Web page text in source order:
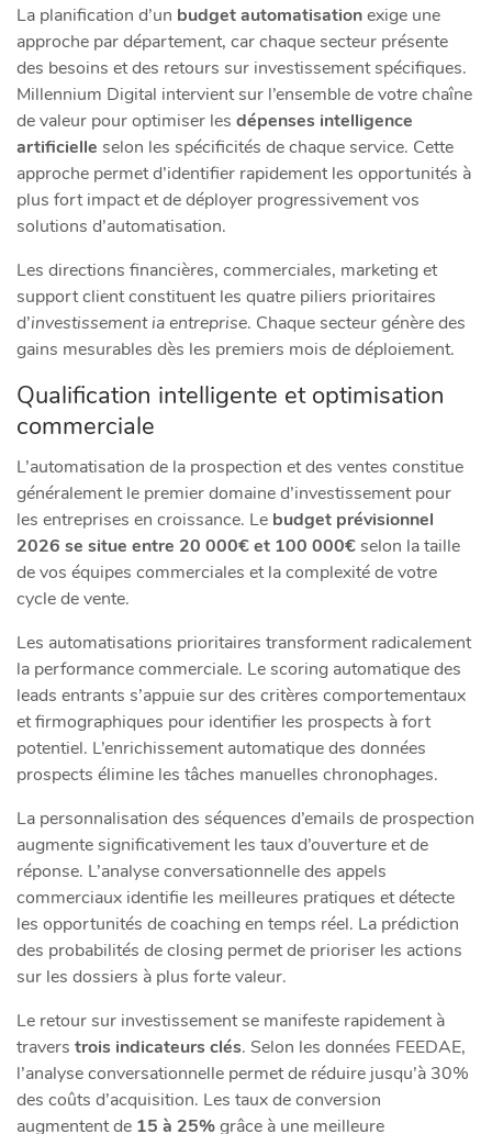
La planification d’un budget automatisationexige une
approche par département, car chaque secteur présente
des besoins et des retours sur investissement spécifiques.
Millennium Digital intervient sur l’ensemble de votre chaîne
de valeur pour optimiser les dépenses intelligence
artificielle selon les spécificités de chaque service. Cette
approche permet d’identifier rapidement les opportunités à
plus fort impact et de déployer progressivement vos
solutions d’automatisation.
Les directions financières, commerciales, marketing et
support client constituent les quatre piliers prioritaires
d’investissement ia entreprise. Chaque secteur génère des
gains mesurables dès les premiers mois de déploiement.
Qualification intelligente et optimisation
commerciale
L’automatisation de la prospection et des ventes constitue
généralement le premier domaine d’investissement pour
les entreprises en croissance. Le budget prévisionnel
2026 se situe entre 20 000€ et 100 000€selon la taille
de vos équipes commerciales et la complexité de votre
cycle de vente.
Les automatisations prioritaires transforment radicalement
la performance commerciale. Le scoring automatique des
leads entrants s’appuie sur des critères comportementaux
et firmographiques pour identifier les prospects à fort
potentiel. L’enrichissement automatique des données
prospects élimine les tâches manuelles chronophages.
La personnalisation des séquences d’emails de prospection
augmente significativement les taux d’ouverture et de
réponse. L’analyse conversationnelle des appels
commerciaux identifie les meilleures pratiques et détecte
les opportunités de coaching en temps réel. La prédiction
des probabilités de closing permet de prioriser les actions
sur les dossiers à plus forte valeur.
Le retour sur investissement se manifeste rapidement à
travers trois indicateurs clés. Selon les données FEEDAE,
l’analyse conversationnelle permet de réduire jusqu’à 30%
des coûts d’acquisition. Les taux de conversion
augmentent de 15 à 25%grâce à une meilleure